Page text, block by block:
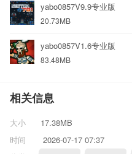
yabo0857V9.9专业版
20.73MB
yabo0857V1.6专业版
83.48MB
相关信息
大小
17.38MB
时间
2026-07-17 07:37